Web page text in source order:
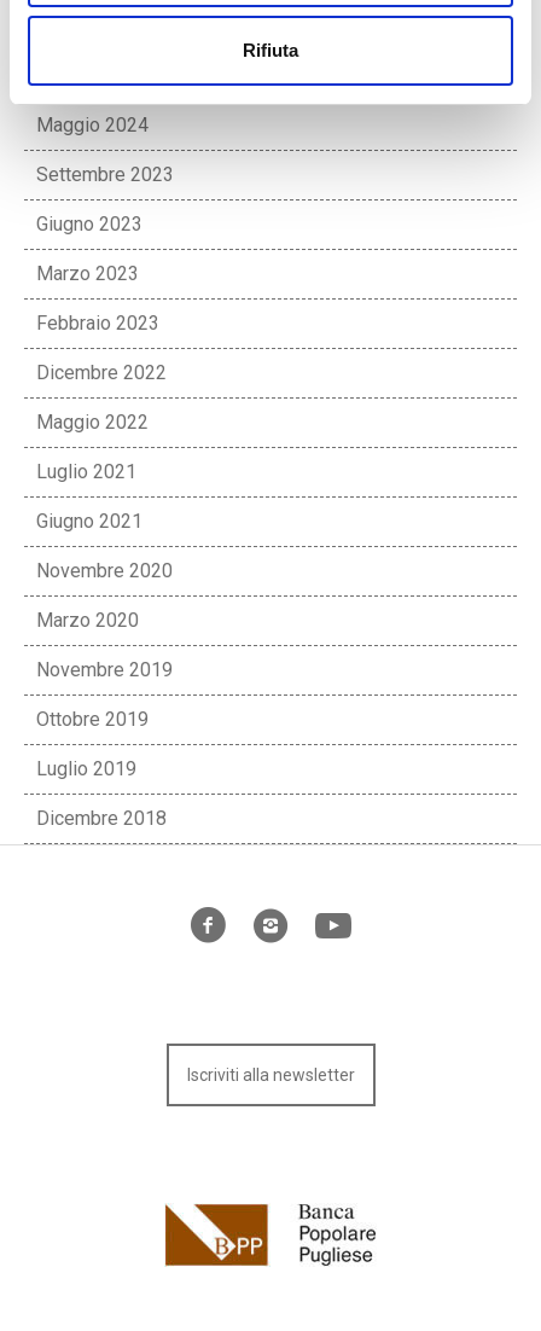
Rifiuta
Novembre 2024
Maggio 2024
Settembre 2023
Giugno 2023
Marzo 2023
Febbraio 2023
Dicembre 2022
Maggio 2022
Luglio 2021
Giugno 2021
Novembre 2020
Marzo 2020
Novembre 2019
Ottobre 2019
Luglio 2019
Dicembre 2018
Iscriviti alla newsletter